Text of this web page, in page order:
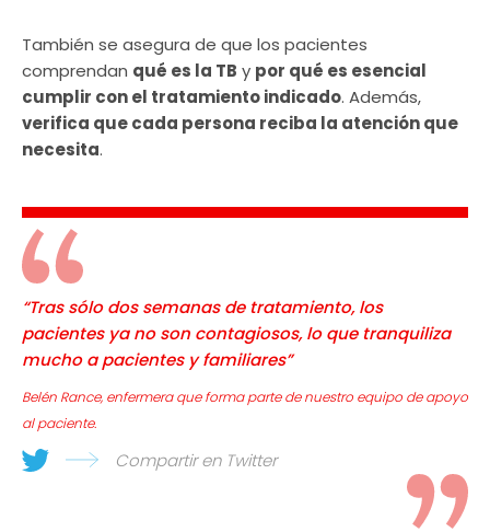
También se asegura de que los pacientes
comprendan qué es la TB y por qué es esencial
cumplir con el tratamiento indicado. Además,
verifica que cada persona reciba la atención que
necesita.
“Tras sólo dos semanas de tratamiento, los
pacientes ya no son contagiosos, lo que tranquiliza
mucho a pacientes y familiares”
Belén Rance, enfermera que forma parte de nuestro equipo de apoyo
al paciente.
Compartir en Twitter